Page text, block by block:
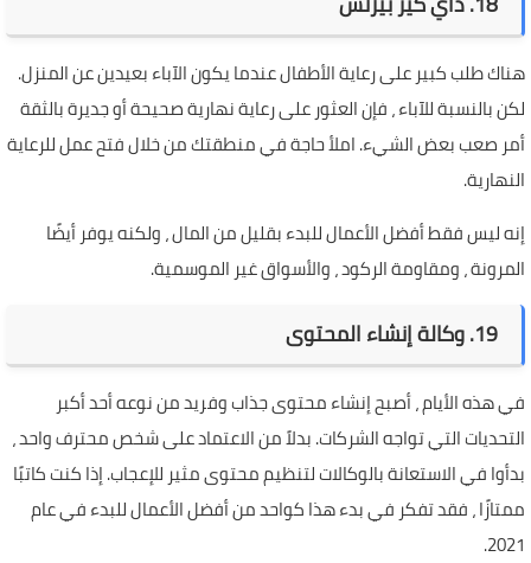
هناك طلب كبير على رعاية الأطفال عندما يكون الآباء بعيدين عن المنزل.
لكن بالنسبة للآباء ، فإن العثور على رعاية نهارية صحيحة أو جديرة بالثقة
أمر صعب بعض الشيء. املأ حاجة في منطقتك من خلال فتح عمل للرعاية
النهارية.
إنه ليس فقط أفضل الأعمال للبدء بقليل من المال ، ولكنه يوفر أيضًا
المرونة ، ومقاومة الركود ، والأسواق غير الموسمية.
19. وكالة إنشاء المحتوى
في هذه الأيام ، أصبح إنشاء محتوى جذاب وفريد ​​من نوعه أحد أكبر
التحديات التي تواجه الشركات. بدلاً من الاعتماد على شخص محترف واحد ،
بدأوا في الاستعانة بالوكالات لتنظيم محتوى مثير للإعجاب. إذا كنت كاتبًا
ممتازًا ، فقد تفكر في بدء هذا كواحد من أفضل الأعمال للبدء في عام
2021.